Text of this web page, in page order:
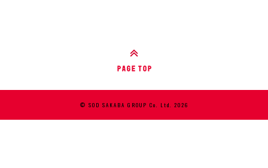
© SOD SAKABA GROUP Co. Ltd. 2026